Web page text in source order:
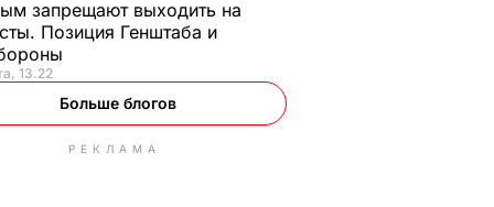
запрещают выходить на
Позиция Генштаба и
13.22
Больше блогов
РЕКЛАМА